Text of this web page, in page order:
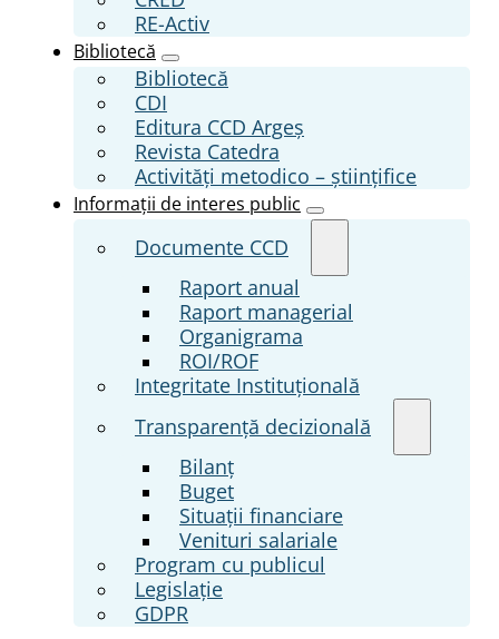
RE-Activ
Bibliotecă
Bibliotecă
CDI
Editura CCD Argeş
Revista Catedra
Activități metodico – științifice
Informații de interes public
Documente CCD
Raport anual
Raport managerial
Organigrama
ROI/ROF
Integritate Instituțională
Transparenţă decizională
Bilanț
Buget
Situații financiare
Venituri salariale
Program cu publicul
Legislație
GDPR